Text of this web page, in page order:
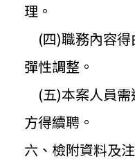
理。
(四)職務內容得
彈性調整。
(五)本案人員需
方得續聘。
六、檢附資料及